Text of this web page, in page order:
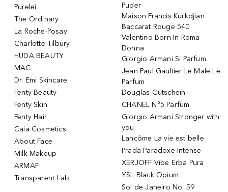
Purelei
The Ordinary
La Roche-Posay
Charlotte Tilbury
HUDA BEAUTY
MAC
Dr. Emi Skincare
Fenty Beauty
Fenty Skin
Fenty Hair
Caia Cosmetics
About Face
Milk Makeup
ARMAF
Transparent Lab
Puder
Maison Francis Kurkdjian
Baccarat Rouge 540
Valentino Born In Roma
Donna
Giorgio Armani Si Parfum
Jean Paul Gaultier Le Male Le
Parfum
Douglas Gutschein
CHANEL N°5 Parfum
Giorgio Armani Stronger with
you
Lancôme La vie est belle
Prada Paradoxe Intense
XERJOFF Vibe Erba Pura
YSL Black Opium
Sol de Janeiro No. 59